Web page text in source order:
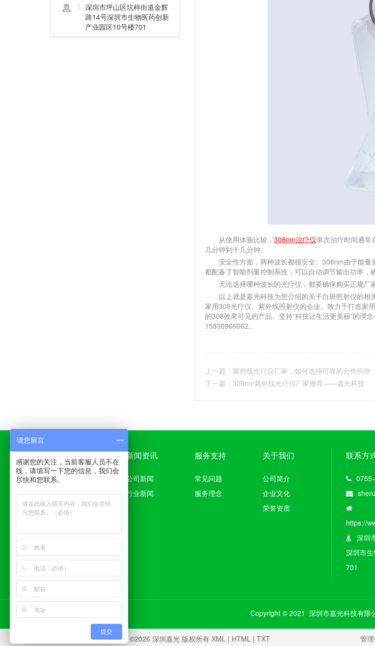
深圳市坪山区坑梓街道金辉
路14号深圳市生物医药创新
产业园区10号楼701
从使用体验比较， 308nm治疗仪单次治疗时间通常
几分钟到十几分钟。
安全性方面，两种波长都很安全。308nm由于能量
都配备了智能剂量控制系统，可以自动调节输出功率，
无论选择哪种波长的光疗仪，都要确保购买正规厂
以上就是嘉光科技为您介绍的关于白斑照射仪的相
家用308光疗仪、紫外线照射仪的企业。致力于打造家
的308效果可见的产品。坚持“科技让生活更美丽”的
15830966062。
上一篇： 紫外线光疗仪厂家，如何选择可靠的合作伙伴
下一篇： 308nm紫外线光疗仪厂家推荐——嘉光科技
产品中心 新闻资讯
公司新闻
行业新闻
服务支持
常见问题
服务理念
关于我们
公司简介
企业文化
荣誉资质
联系方
https://
深圳
深圳市
701
Copyright © 2021 深圳市嘉光科技有限
Copyright ©2026 深圳嘉光 版权所有 XML | HTML | TXT 管
请您留言
感谢您的关注，当前客服人员不在
线，请填写一下您的信息，我们会
尽快和您联系。
提交